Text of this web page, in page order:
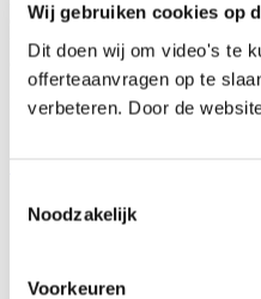
Wij gebruiken cookies op
Dit doen wij om video's te
offerteaanvragen op te
verbeteren. Door de
Noodzakelijk
Voorkeuren
doorvoersnelheden tot 25 m/
uitgebreide
efficiënt.
Lees meer over Biesse Rover